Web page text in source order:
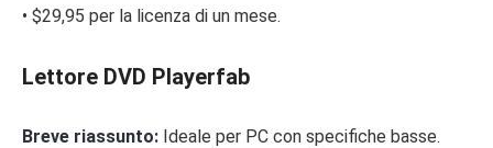
• $29,95 per la licenza di un mese.
Lettore DVD Playerfab
Breve riassunto: Ideale per PC con specifiche basse.